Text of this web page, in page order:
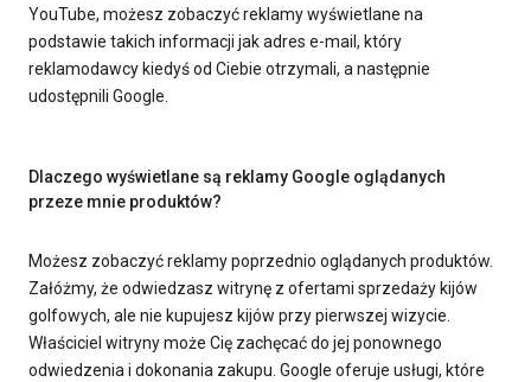
YouTube, możesz zobaczyć reklamy wyświetlane na
podstawie takich informacji jak adres e-mail, który
reklamodawcy kiedyś od Ciebie otrzymali, a następnie
udostępnili Google.
Dlaczego wyświetlane są reklamy Google oglądanych
przeze mnie produktów?
Możesz zobaczyć reklamy poprzednio oglądanych produktów.
Załóżmy, że odwiedzasz witrynę z ofertami sprzedaży kijów
golfowych, ale nie kupujesz kijów przy pierwszej wizycie.
Właściciel witryny może Cię zachęcać do jej ponownego
odwiedzenia i dokonania zakupu. Google oferuje usługi, które